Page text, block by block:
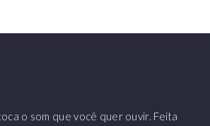
o som que você quer ouvir. Feita